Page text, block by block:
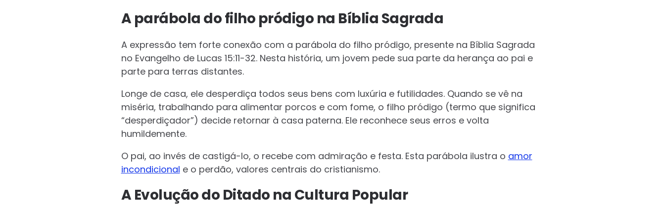
A parábola do filho pródigo na Bíblia Sagrada
A expressão tem forte conexão com a parábola do filho pródigo, presente na Bíblia Sagrada
no Evangelho de Lucas 15:11-32. Nesta história, um jovem pede sua parte da herança ao pai e
parte para terras distantes.
Longe de casa, ele desperdiça todos seus bens com luxúria e futilidades. Quando se vê na
miséria, trabalhando para alimentar porcos e com fome, o filho pródigo (termo que significa
“desperdiçador”) decide retornar à casa paterna. Ele reconhece seus erros e volta
humildemente.
O pai, ao invés de castigá-lo, o recebe com admiração e festa. Esta parábola ilustra o amor
incondicional e o perdão, valores centrais do cristianismo.
A Evolução do Ditado na Cultura Popular